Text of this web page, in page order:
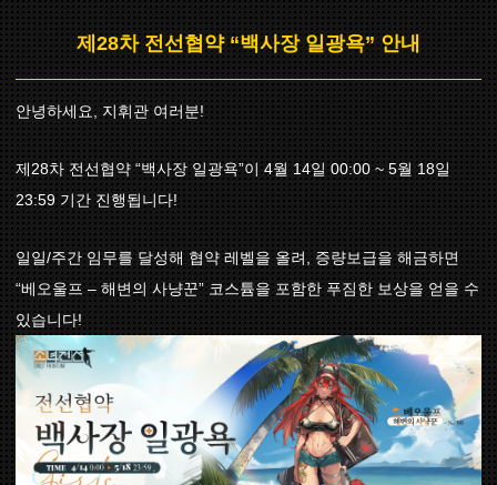
제28차 전선협약 “백사장 일광욕” 안내
안녕하세요, 지휘관 여러분!
제28차 전선협약 “백사장 일광욕”이 4월 14일 00:00 ~ 5월 18일
23:59 기간 진행됩니다!
일일/주간 임무를 달성해 협약 레벨을 올려, 증량보급을 해금하면
“베오울프 – 해변의 사냥꾼” 코스튬을 포함한 푸짐한 보상을 얻을 수
있습니다!